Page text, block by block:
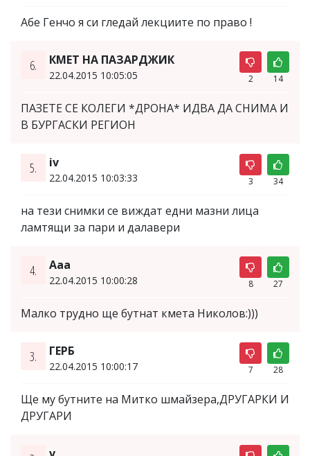
Абе Генчо я си гледай лекциите по право !
6. КМЕТ НА ПАЗАРДЖИК
22.04.2015 10:05:05 2 14
ПАЗЕТЕ СЕ КОЛЕГИ *ДРОНА* ИДВА ДА СНИМА И
В БУРГАСКИ РЕГИОН
5. iv
22.04.2015 10:03:33 3 34
на тези снимки се виждат едни мазни лица
ламтящи за пари и далавери
4. Aaa
22.04.2015 10:00:28 8 27
Малко трудно ще бутнат кмета Николов:)))
3. ГЕРБ
22.04.2015 10:00:17 7 28
Ще му бутните на Митко шмайзера,ДРУГАРКИ И
ДРУГАРИ